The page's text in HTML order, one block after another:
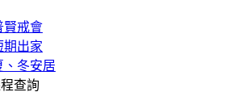
賢戒會
期出家
、冬安居
查詢